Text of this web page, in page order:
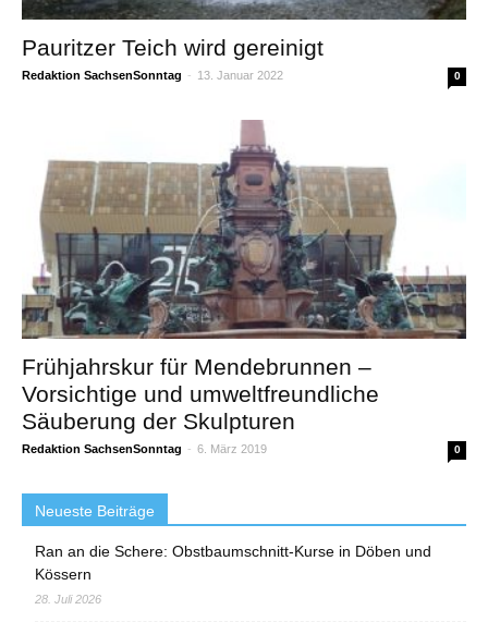
Pauritzer Teich wird gereinigt
Redaktion SachsenSonntag - 13. Januar 2022 0
Frühjahrskur für Mendebrunnen –
Vorsichtige und umweltfreundliche
Säuberung der Skulpturen
Redaktion SachsenSonntag - 6. März 2019 0
Neueste Beiträge
Ran an die Schere: Obstbaumschnitt-Kurse in Döben und
Kössern
28. Juli 2026